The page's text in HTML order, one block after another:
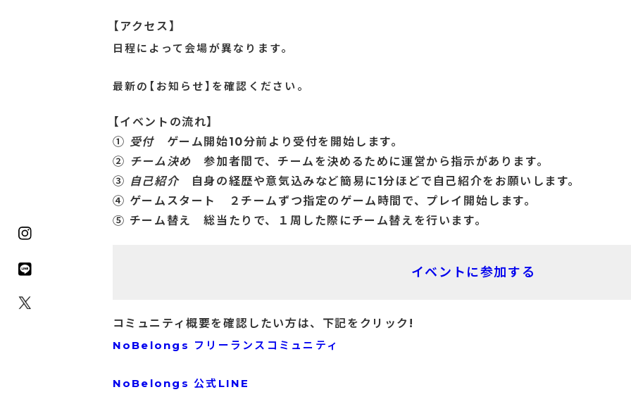
【アクセス】
日程によって会場が異なります。
最新の【お知らせ】を確認ください。
【イベントの流れ】
① 受付ゲーム開始10分前より受付を開始します。
② チーム決め 参加者間で、チームを決めるために運営から指示があります。
③ 自己紹介自身の経歴や意気込みなど簡易に1分ほどで自己紹介をお願いします。
④ ゲームスタート ２チームずつ指定のゲーム時間で、プレイ開始します。
⑤ チーム替え 総当たりで、１周した際にチーム替えを行います。
イベントに参加する
コミュニティ概要を確認したい方は、下記をクリック!
NoBelongs フリーランスコミュニティ
NoBelongs 公式LINE